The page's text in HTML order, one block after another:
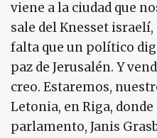
viene a la ciudad que
sale del Knesset
falta que un político
paz de Jerusalén. Y
creo. Estaremos,
Letonia, en Riga,
parlamento, Janis